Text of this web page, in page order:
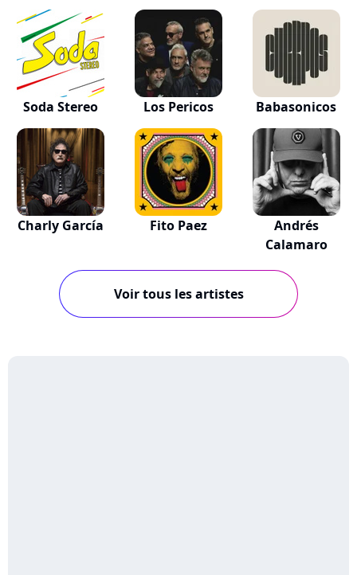
Soda Stereo Los Pericos Babasonicos
Charly García Fito Paez
Andrés
Calamaro
Voir tous les artistes